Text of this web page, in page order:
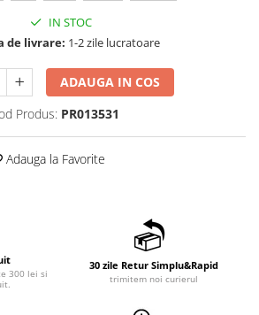
IN STOC
de livrare: 1-2 zile lucratoare
ADAUGA IN COS
Produs: PR013531
Adauga la Favorite
300 lei si
30 zile Retur Simplu&Rapid
trimitem noi curierul